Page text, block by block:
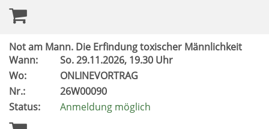
Not am Mann. Die Erfindung toxischer Männlichkeit
Wann:
So.29.11.2026, 19.30 Uhr
Wo:
ONLINEVORTRAG
Nr.:
26W00090
Status:
Anmeldung möglich